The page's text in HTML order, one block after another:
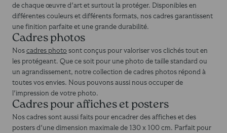
de chaque œuvre d'art et surtout la protéger. Disponibles en
différentes couleurs et différents formats, nos cadres garantissent
une finition parfaite et une grande durabilité.
Cadres photos
Noscadres photo sont conçus pour valoriser vos clichés tout en
les protégeant. Que ce soit pour une photo de taille standard ou
un agrandissement, notre collection de cadres photos répond à
toutes vos envies. Nous pouvons aussi nous occuper de
l'impression de votre photo.
Cadres pour affiches et posters
Nos cadres sont aussi faits pour encadrer des affiches et des
posters d'une dimension maximale de 130 x 100 cm. Parfait pour